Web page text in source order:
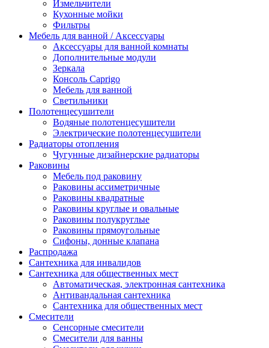
Измельчители
Кухонные мойки
Фильтры
Мебель для ванной / Аксессуары
Аксессуары для ванной комнаты
Дополнительные модули
Зеркала
Консоль Caprigo
Мебель для ванной
Светильники
Полотенцесушители
Водяные полотенцесушители
Электрические полотенцесушители
Радиаторы отопления
Чугунные дизайнерские радиаторы
Раковины
Мебель под раковину
Раковины ассиметричные
Раковины квадратные
Раковины круглые и овальные
Раковины полукруглые
Раковины прямоугольные
Сифоны, донные клапана
Распродажа
Сантехника для инвалидов
Сантехника для общественных мест
Автоматическая, электронная сантехника
Антивандальная сантехника
Сантехника для общественных мест
Смесители
Сенсорные смесители
Смесители для ванны